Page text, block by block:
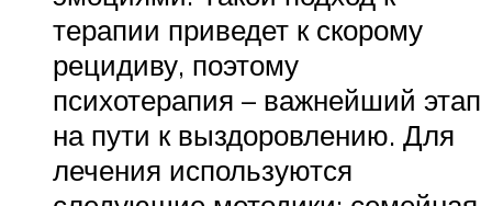
терапии приведет к скорому
рецидиву, поэтому
психотерапия – важнейший этап
на пути к выздоровлению. Для
лечения используются